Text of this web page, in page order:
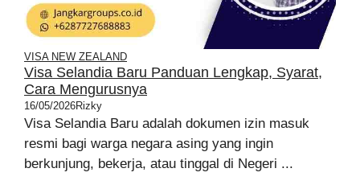
VISA NEW ZEALAND
Visa Selandia Baru Panduan Lengkap, Syarat,
Cara Mengurusnya
16/05/2026Rizky
Visa Selandia Baru adalah dokumen izin masuk
resmi bagi warga negara asing yang ingin
berkunjung, bekerja, atau tinggal di Negeri ...